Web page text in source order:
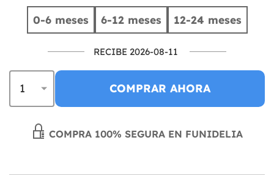
0-6 meses 6-12 meses 12-24 meses
RECIBE 2026-08-11
COMPRAR AHORA
COMPRA 100% SEGURA EN FUNIDELIA